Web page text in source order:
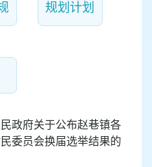
规划计划
政府关于公布赵巷镇各
委员会换届选举结果的